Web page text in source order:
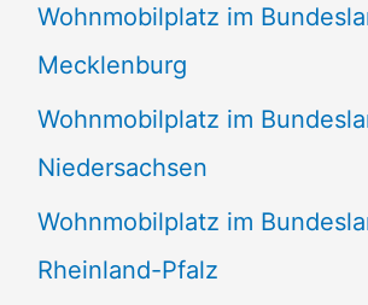
Wohnmobilplatz im
Mecklenburg
Wohnmobilplatz im
Niedersachsen
Wohnmobilplatz im
Rheinland-Pfalz